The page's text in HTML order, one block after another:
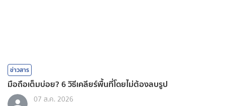
ข่าวสาร
มือถือเต็มบ่อย? 6 วิธีเคลียร์พื้นที่โดยไม่ต้องลบรูป
07 ส.ค. 2026